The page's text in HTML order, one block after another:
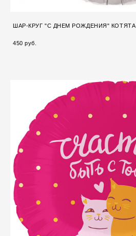
ШАР-КРУГ "С ДНЕМ РОЖДЕНИЯ" КОТЯТА
450 pуб.